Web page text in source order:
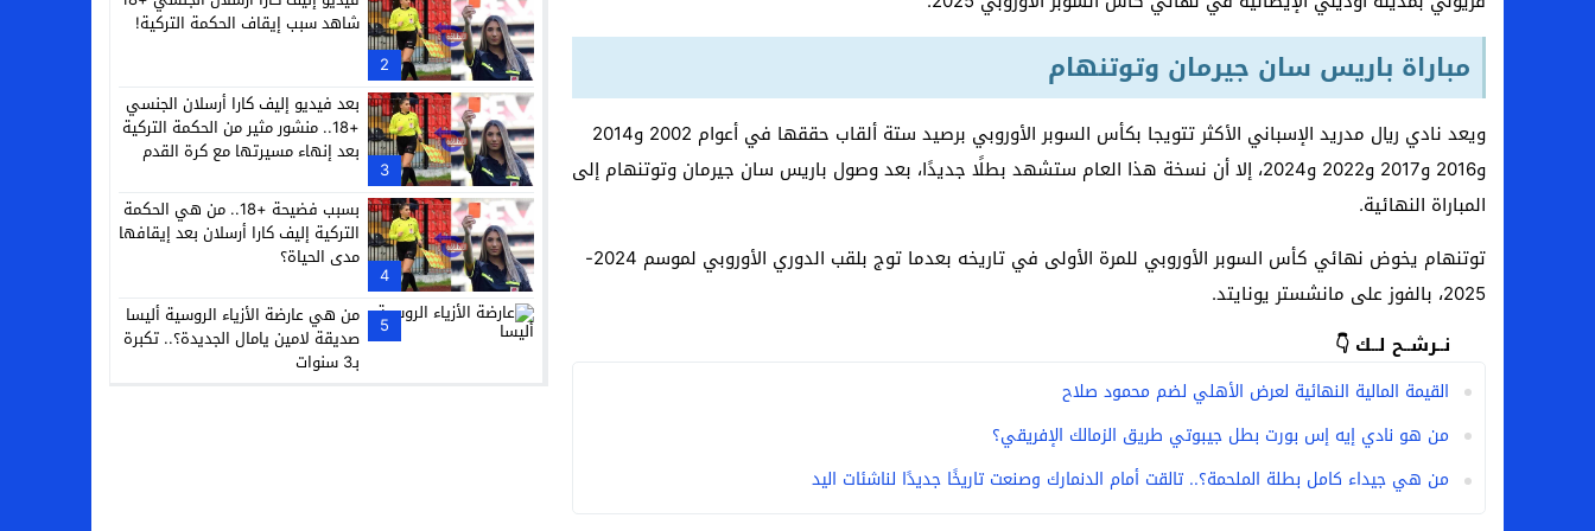
لماذا تنجح بعض الحملات التسويقية بينما تفشل أخرى في السوق السعودي؟
بعد فسخ عقده.. حصاد وأرقام سيف الدين الجزيري مع الزمالك
سامو كوستا في معسكر النصر السعودي.. هل انتهت أزمة العالمي المالية؟
مباراة باريس سان جيرمان وتوتنهام
ويعد نادي ريال مدريد الإسباني الأكثر تتويجا بكأس السوبر الأوروبي برصيد ستة ألقاب حققها في أعوام 2002 و2014
و2016 و2017 و2022 و2024، إلا أن نسخة هذا العام ستشهد بطلًا جديدًا، بعد وصول باريس سان جيرمان وتوتنهام إلى
المباراة النهائية.
توتنهام يخوض نهائي كأس السوبر الأوروبي للمرة الأولى في تاريخه بعدما توج بلقب الدوري الأوروبي لموسم 2024-
2025، بالفوز على مانشستر يونايتد.
نــرشــح لــك 👇
القيمة المالية النهائية لعرض الأهلي لضم محمود صلاح
من هو نادي إيه إس بورت بطل جيبوتي طريق الزمالك الإفريقي؟
من هي جيداء كامل بطلة الملحمة؟.. تالقت أمام الدنمارك وصنعت تاريخًا جديدًا لناشئات اليد
2
شاهد سبب إيقاف الحكمة التركية!
3
بعد فيديو إليف كارا أرسلان الجنسي
+18.. منشور مثير من الحكمة التركية
بعد إنهاء مسيرتها مع كرة القدم
4
بسبب فضيحة +18.. من هي الحكمة
التركية إليف كارا أرسلان بعد إيقافها
مدى الحياة؟
5
من هي عارضة الأزياء الروسية أليسا
صديقة لامين يامال الجديدة؟.. تكبرة
بـ3 سنوات